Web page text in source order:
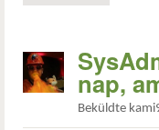
nap,
Beküldte